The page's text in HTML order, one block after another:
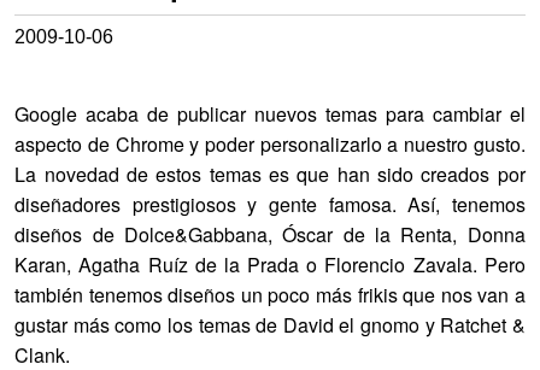
2009-10-06
Google acaba de publicar nuevos temas para cambiar el
aspecto de Chrome y poder personalizarlo a nuestro gusto.
La novedad de estos temas es que han sido creados por
diseñadores prestigiosos y gente famosa. Así, tenemos
diseños de Dolce&Gabbana, Óscar de la Renta, Donna
Karan, Agatha Ruíz de la Prada o Florencio Zavala. Pero
también tenemos diseños un poco más frikis que nos van a
gustar más como los temas de David el gnomo y Ratchet &
Clank.